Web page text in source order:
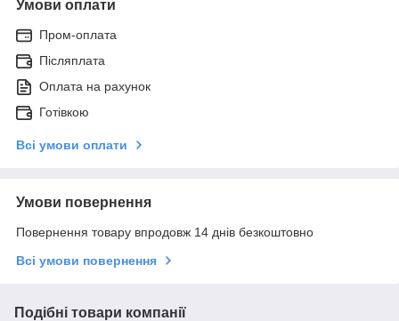
Умови оплати
Пром-оплата
Післяплата
Оплата на рахунок
Готівкою
Всі умови оплати
Умови повернення
Повернення товару впродовж 14 днів безкоштовно
Всі умови повернення
Подібні товари компанії